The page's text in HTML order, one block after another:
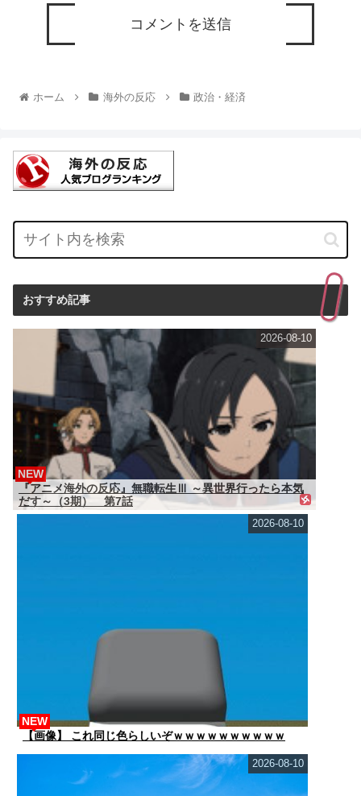
ホーム 海外の反応 政治・経済
おすすめ記事
『アニメ海外の反応』無職転生Ⅲ ～異世界行ったら本気
だす～（3期） 第7話
NEW
2026-08-10
【画像】 これ同じ色らしいぞｗｗｗｗｗｗｗｗｗｗ
NEW
2026-08-10
2026-08-10